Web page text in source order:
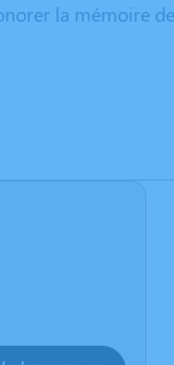
la mémoire